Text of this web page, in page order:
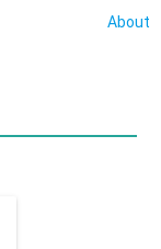
About